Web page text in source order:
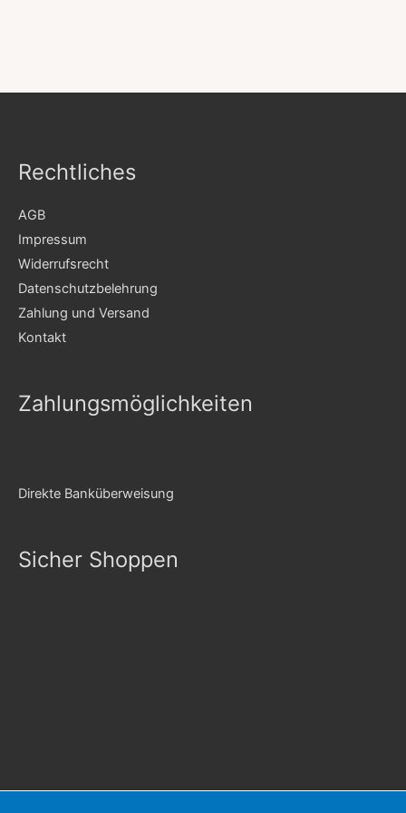
Rechtliches
AGB
Impressum
Widerrufsrecht
Datenschutzbelehrung
Zahlung und Versand
Kontakt
Zahlungsmöglichkeiten
Direkte Banküberweisung
Sicher Shoppen